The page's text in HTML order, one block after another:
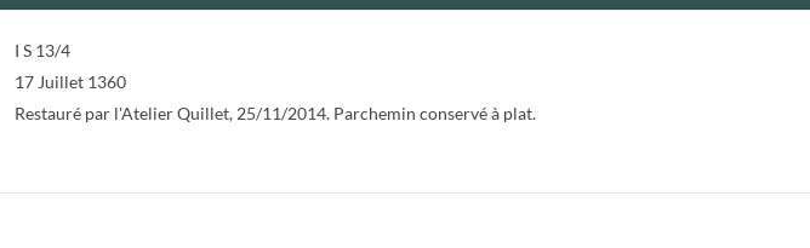
I S 13/4
17 Juillet 1360
Restauré par l'Atelier Quillet, 25/11/2014. Parchemin conservé à plat.